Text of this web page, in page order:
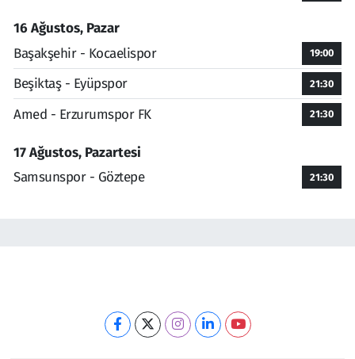
16 Ağustos, Pazar
Başakşehir - Kocaelispor
19:00
Beşiktaş - Eyüpspor 21:30
Amed - Erzurumspor FK 21:30
17 Ağustos, Pazartesi
Samsunspor - Göztepe
21:30